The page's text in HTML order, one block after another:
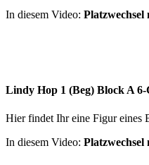
In diesem Video:
Lindy Hop 1 (Beg) Block A
Hier findet Ihr eine Figur eines
In diesem Video: Platzwechsel